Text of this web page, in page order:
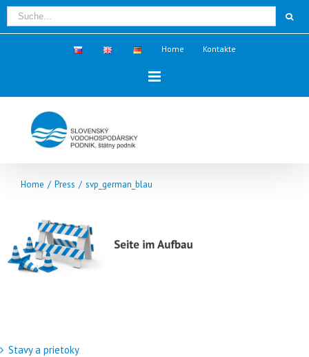
Home Kontakte
Home / Press / svp_german_blau
Stavy a prietoky